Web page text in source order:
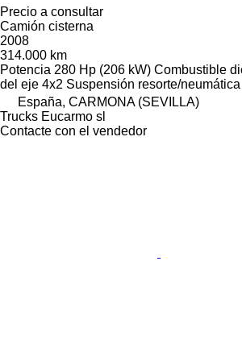
Precio a consultar
Camión cisterna
2008
314.000 km
Potencia 280 Hp (206 kW) Combustible
del eje 4x2 Suspensión resorte/neumática
España, CARMONA (SEVILLA)
Trucks Eucarmo sl
Contacte con el vendedor